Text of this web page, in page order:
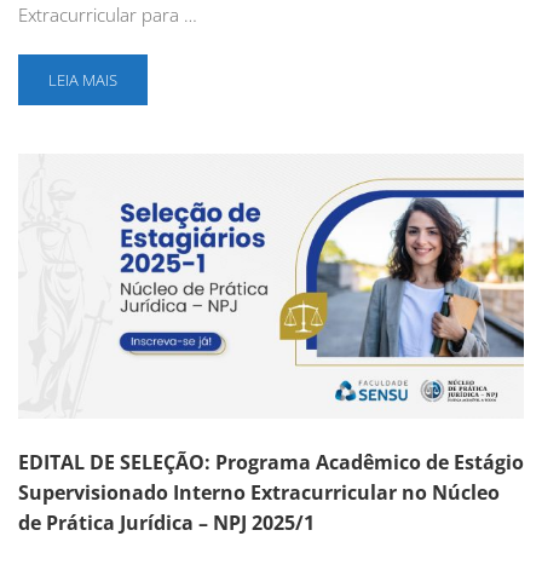
Extracurricular para …
LEIA MAIS
EDITAL DE SELEÇÃO: Programa Acadêmico de Estágio
Supervisionado Interno Extracurricular no Núcleo
de Prática Jurídica – NPJ 2025/1